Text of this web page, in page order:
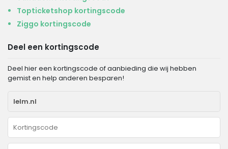
Topticketshop kortingscode
Ziggo kortingscode
Deel een kortingscode
Deel hier een kortingscode of aanbieding die wij hebben
gemist en help anderen besparen!